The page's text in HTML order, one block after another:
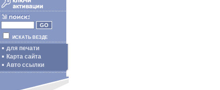
ИСКАТЬ ВЕЗДЕ
для печати
Карта сайта
Авто ссылки